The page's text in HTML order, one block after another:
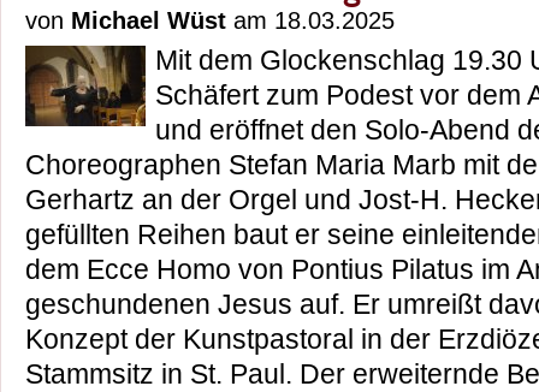
von Michael Wüst am 18.03.2025
Mit dem Glockenschlag 19.30
Schäfert zum Podest vor dem
und eröffnet den Solo-Abend
Choreographen Stefan Maria Marb mit
Gerhartz an der Orgel und Jost-H.
gefüllten Reihen baut er seine
dem Ecce Homo von Pontius Pilatus im
geschundenen Jesus auf. Er umreißt
Konzept der Kunstpastoral in der
Stammsitz in St. Paul. Der erweiternde